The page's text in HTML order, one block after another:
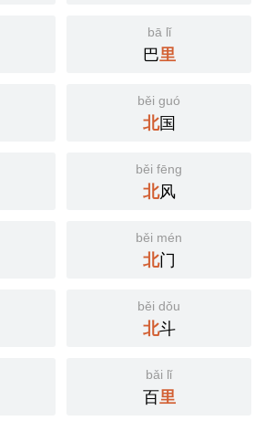
bā lǐ
巴里
běi guó
北国
běi fēng
北风
běi mén
北门
běi dǒu
北斗
bǎi lǐ
百里